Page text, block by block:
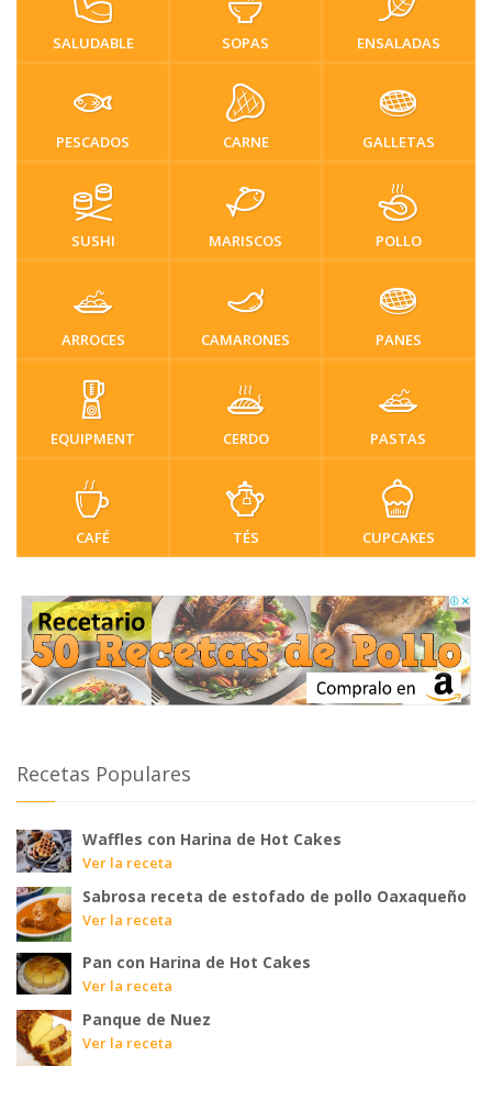
SALUDABLE SOPAS ENSALADAS
PESCADOS CARNE GALLETAS
SUSHI MARISCOS POLLO
ARROCES CAMARONES PANES
EQUIPMENT CERDO PASTAS
CAFÉ TÉS CUPCAKES
Recetas Populares
Waffles con Harina de Hot Cakes
Ver la receta
Sabrosa receta de estofado de pollo Oaxaqueño
Ver la receta
Pan con Harina de Hot Cakes
Ver la receta
Panque de Nuez
Ver la receta